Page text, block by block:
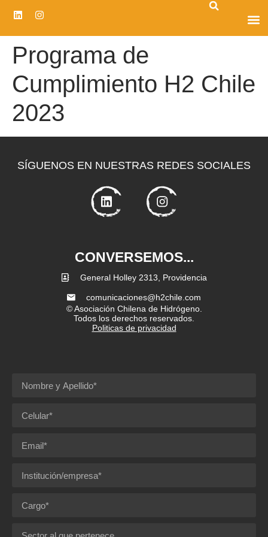
Programa de
Cumplimiento H2 Chile
2023
SÍGUENOS EN NUESTRAS REDES SOCIALES
CONVERSEMOS...
General Holley 2313, Providencia
comunicaciones@h2chile.com
© Asociación Chilena de Hidrógeno.
Todos los derechos reservados.
Politicas de privacidad